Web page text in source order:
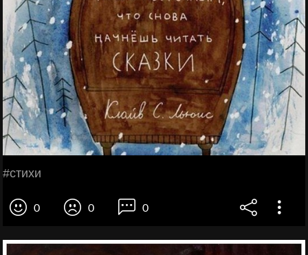
#стихи
0 0 0